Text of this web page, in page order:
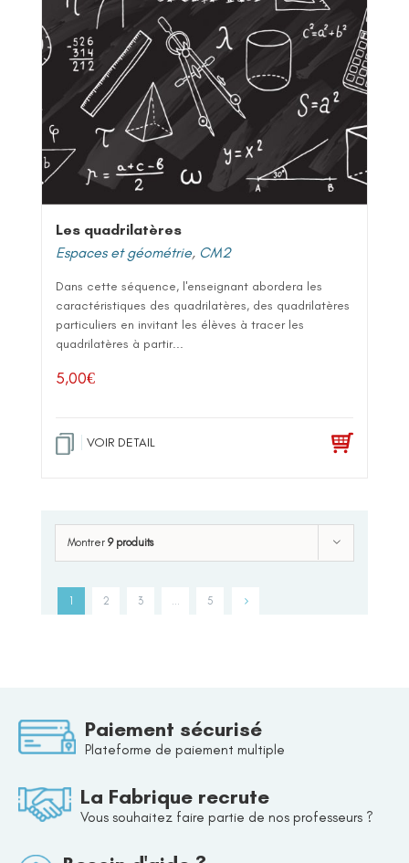
Les quadrilatères
Espaces et géométrie, CM2
Dans cette séquence, l'enseignant abordera les
caractéristiques des quadrilatères, des quadrilatères
particuliers en invitant les élèves à tracer les
quadrilatères à partir...
5,00€
VOIR DETAIL
Montrer 9 produits
1 2 3 5
Paiement sécurisé
Plateforme de paiement multiple
La Fabrique recrute
Vous souhaitez faire partie de nos professeurs ?